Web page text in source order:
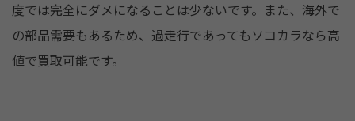
度では完全にダメになることは少ないです。また、海外で
の部品需要もあるため、過走行であってもソコカラなら高
値で買取可能です。